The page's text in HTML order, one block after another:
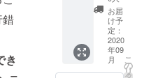
錯
き
せて頂
きま
す。
ださ
い。 ※
交通費
は別途
必要に
なりま
い。
いたし
ます。
期間終
了後、
心を込
めたお
礼の
ブロン
ズスポ
ンサー
全力で
応援す
るプラ
ンで
お届
け予
定：
2020
年09
月
こ
の
リ